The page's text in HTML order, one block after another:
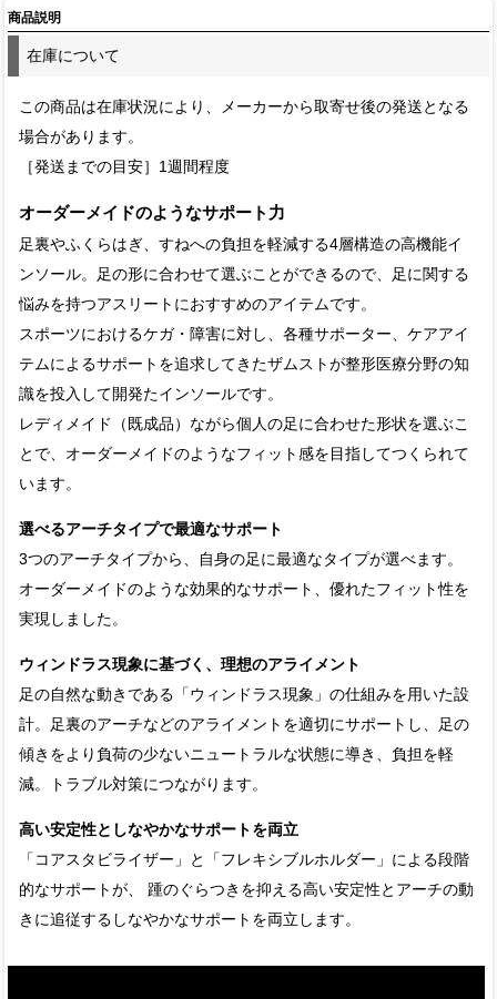
商品説明
在庫について
この商品は在庫状況により、メーカーから取寄せ後の発送となる
場合があります。
［発送までの目安］1週間程度
オーダーメイドのようなサポート力
足裏やふくらはぎ、すねへの負担を軽減する4層構造の高機能イ
ンソール。足の形に合わせて選ぶことができるので、足に関する
悩みを持つアスリートにおすすめのアイテムです。
スポーツにおけるケガ・障害に対し、各種サポーター、ケアアイ
テムによるサポートを追求してきたザムストが整形医療分野の知
識を投入して開発たインソールです。
レディメイド（既成品）ながら個人の足に合わせた形状を選ぶこ
とで、オーダーメイドのようなフィット感を目指してつくられて
います。
選べるアーチタイプで最適なサポート
3つのアーチタイプから、自身の足に最適なタイプが選べます。
オーダーメイドのような効果的なサポート、優れたフィット性を
実現しました。
ウィンドラス現象に基づく、理想のアライメント
足の自然な動きである「ウィンドラス現象」の仕組みを用いた設
計。足裏のアーチなどのアライメントを適切にサポートし、足の
傾きをより負荷の少ないニュートラルな状態に導き、負担を軽
減。トラブル対策につながります。
高い安定性としなやかなサポートを両立
「コアスタビライザー」と「フレキシブルホルダー」による段階
的なサポートが、 踵のぐらつきを抑える高い安定性とアーチの動
きに追従するしなやかなサポートを両立します。